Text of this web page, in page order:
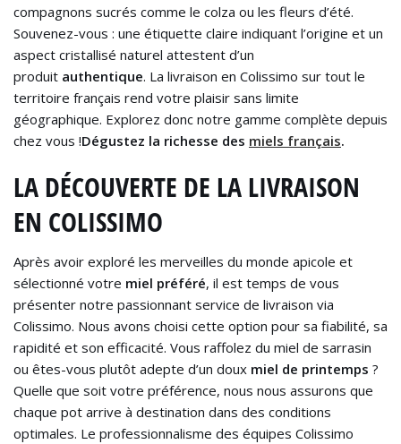
compagnons sucrés comme le colza ou les fleurs d’été.
Souvenez-vous : une étiquette claire indiquant l’origine et un
aspect cristallisé naturel attestent d’un
produit authentique. La livraison en Colissimo sur tout le
territoire français rend votre plaisir sans limite
géographique. Explorez donc notre gamme complète depuis
chez vous !Dégustez la richesse des miels français.
LA DÉCOUVERTE DE LA LIVRAISON
EN COLISSIMO
Après avoir exploré les merveilles du monde apicole et
sélectionné votre miel préféré, il est temps de vous
présenter notre passionnant service de livraison via
Colissimo. Nous avons choisi cette option pour sa fiabilité, sa
rapidité et son efficacité. Vous raffolez du miel de sarrasin
ou êtes-vous plutôt adepte d’un doux miel de printemps ?
Quelle que soit votre préférence, nous nous assurons que
chaque pot arrive à destination dans des conditions
optimales. Le professionnalisme des équipes Colissimo